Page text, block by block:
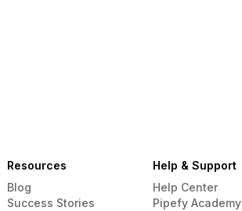
Resources
Blog
Success Stories
Help & Support
Help Center
Pipefy Academy